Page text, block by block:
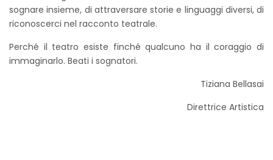
sognare insieme, di attraversare storie e linguaggi diversi, di
riconoscerci nel racconto teatrale.
Perché il teatro esiste finché qualcuno ha il coraggio di
immaginarlo. Beati i sognatori.
Tiziana Bellasai
Direttrice Artistica